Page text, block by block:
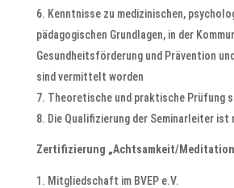
Kenntnisse zu medizinischen,
pädagogischen Grundlagen, in der
Gesundheitsförderung und Prävention
sind vermittelt worden
Theoretische und praktische Prüfung
Die Qualifizierung der Seminarleiter ist
Zertifizierung „Achtsamkeit/
Mitgliedschaft im BVEP e.V.